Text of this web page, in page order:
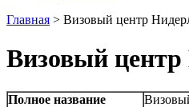
Главная > Визовый центр
Визовый центр
Полное название